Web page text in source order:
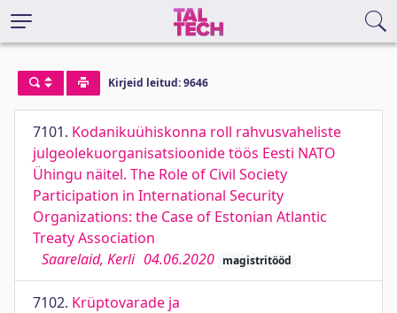
Kirjeid leitud: 9646
7101. Kodanikuühiskonna roll rahvusvaheliste
julgeolekuorganisatsioonide töös Eesti NATO
Ühingu näitel. The Role of Civil Society
Participation in International Security
Organizations: the Case of Estonian Atlantic
Treaty Association
Saarelaid, Kerli 04.06.2020 magistritööd
7102. Krüptovarade ja